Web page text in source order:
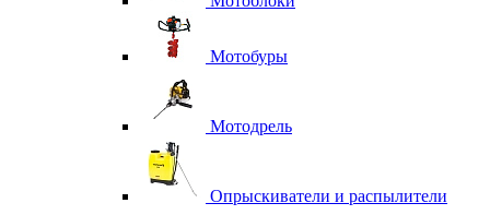
Мотобуры
Мотодрель
Опрыскиватели и распылители